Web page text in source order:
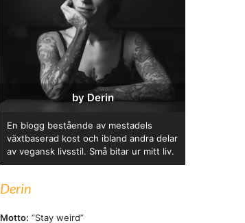
by Derin
En blogg bestående av mestadels
växtbaserad kost och ibland andra delar
av vegansk livsstil. Små bitar ur mitt liv.
Derin
Motto: ”Stay weird”